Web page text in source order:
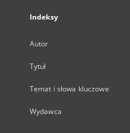
Indeksy
Autor
Tytuł
Temat i słowa kluczowe
Wydawca